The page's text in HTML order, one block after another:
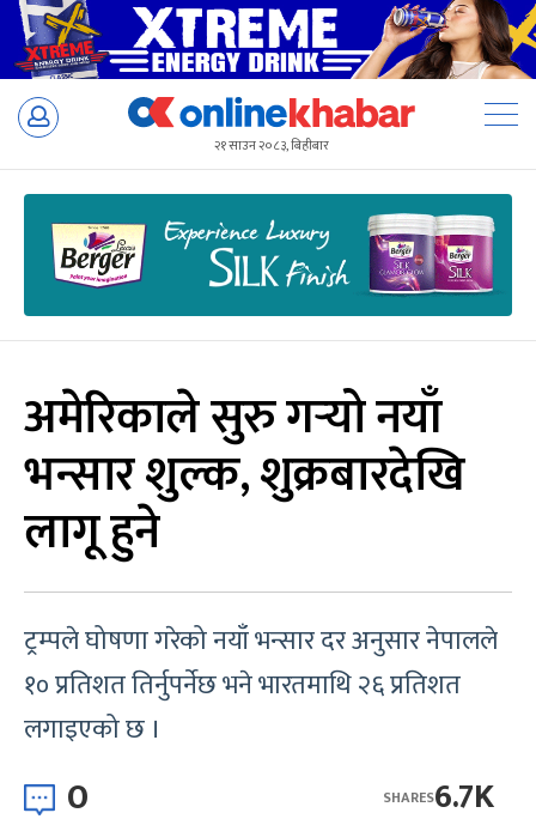
Skip
२१ साउन २०८३, बिहीबार
अमेरिकाले सुरु गर्‍यो नयाँ
भन्सार शुल्क, शुक्रबारदेखि
लागू हुने
ट्रम्पले घोषणा गरेको नयाँ भन्सार दर अनुसार नेपालले
१० प्रतिशत तिर्नुपर्नेछ भने भारतमाथि २६ प्रतिशत
लगाइएको छ ।
0 6.7K
SHARES